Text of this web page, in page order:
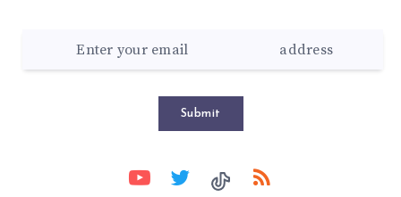
Submit